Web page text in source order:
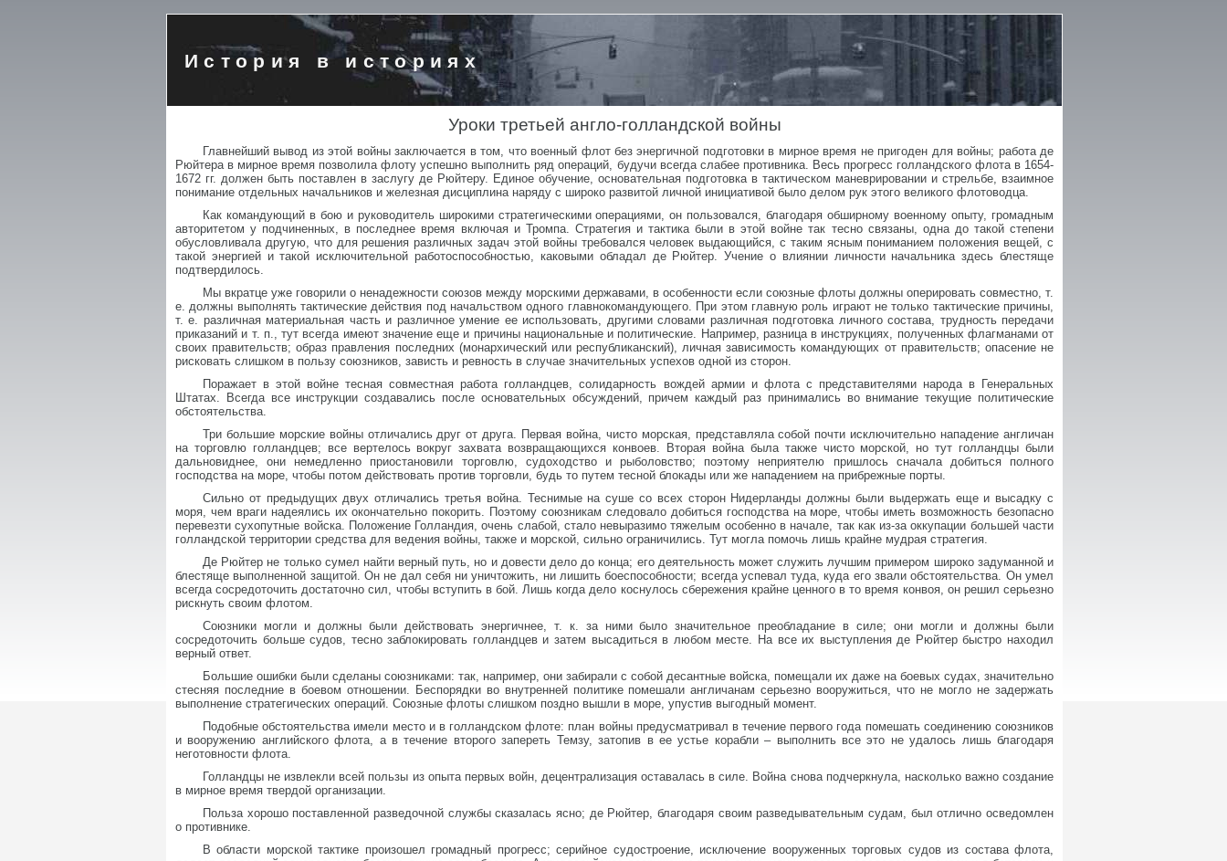
История в историях
Уроки третьей англо-голландской войны
Главнейший вывод из этой войны заключается в том, что военный флот без энергичной подготовки в мирное время не пригоден для войны; работа де
Рюйтера в мирное время позволила флоту успешно выполнить ряд операций, будучи всегда слабее противника. Весь прогресс голландского флота в 1654-
1672 гг. должен быть поставлен в заслугу де Рюйтеру. Единое обучение, основательная подготовка в тактическом маневрировании и стрельбе, взаимное
понимание отдельных начальников и железная дисциплина наряду с широко развитой личной инициативой было делом рук этого великого флотоводца.
Как командующий в бою и руководитель широкими стратегическими операциями, он пользовался, благодаря обширному военному опыту, громадным
авторитетом у подчиненных, в последнее время включая и Тромпа. Стратегия и тактика были в этой войне так тесно связаны, одна до такой степени
обусловливала другую, что для решения различных задач этой войны требовался человек выдающийся, с таким ясным пониманием положения вещей, с
такой энергией и такой исключительной работоспособностью, каковыми обладал де Рюйтер. Учение о влиянии личности начальника здесь блестяще
подтвердилось.
Мы вкратце уже говорили о ненадежности союзов между морскими державами, в особенности если союзные флоты должны оперировать совместно, т.
е. должны выполнять тактические действия под начальством одного главнокомандующего. При этом главную роль играют не только тактические причины,
т. е. различная материальная часть и различное умение ее использовать, другими словами различная подготовка личного состава, трудность передачи
приказаний и т. п., тут всегда имеют значение еще и причины национальные и политические. Например, разница в инструкциях, полученных флагманами от
своих правительств; образ правления последних (монархический или республиканский), личная зависимость командующих от правительств; опасение не
рисковать слишком в пользу союзников, зависть и ревность в случае значительных успехов одной из сторон.
Поражает в этой войне тесная совместная работа голландцев, солидарность вождей армии и флота с представителями народа в Генеральных
Штатах. Всегда все инструкции создавались после основательных обсуждений, причем каждый раз принимались во внимание текущие политические
обстоятельства.
Три большие морские войны отличались друг от друга. Первая война, чисто морская, представляла собой почти исключительно нападение англичан
на торговлю голландцев; все вертелось вокруг захвата возвращающихся конвоев. Вторая война была также чисто морской, но тут голландцы были
дальновиднее, они немедленно приостановили торговлю, судоходство и рыболовство; поэтому неприятелю пришлось сначала добиться полного
господства на море, чтобы потом действовать против торговли, будь то путем тесной блокады или же нападением на прибрежные порты.
Сильно от предыдущих двух отличались третья война. Теснимые на суше со всех сторон Нидерланды должны были выдержать еще и высадку с
моря, чем враги надеялись их окончательно покорить. Поэтому союзникам следовало добиться господства на море, чтобы иметь возможность безопасно
перевезти сухопутные войска. Положение Голландия, очень слабой, стало невыразимо тяжелым особенно в начале, так как из-за оккупации большей части
голландской территории средства для ведения войны, также и морской, сильно ограничились. Тут могла помочь лишь крайне мудрая стратегия.
Де Рюйтер не только сумел найти верный путь, но и довести дело до конца; его деятельность может служить лучшим примером широко задуманной и
блестяще выполненной защитой. Он не дал себя ни уничтожить, ни лишить боеспособности; всегда успевал туда, куда его звали обстоятельства. Он умел
всегда сосредоточить достаточно сил, чтобы вступить в бой. Лишь когда дело коснулось сбережения крайне ценного в то время конвоя, он решил серьезно
рискнуть своим флотом.
Союзники могли и должны были действовать энергичнее, т. к. за ними было значительное преобладание в силе; они могли и должны были
сосредоточить больше судов, тесно заблокировать голландцев и затем высадиться в любом месте. На все их выступления де Рюйтер быстро находил
верный ответ.
Большие ошибки были сделаны союзниками: так, например, они забирали с собой десантные войска, помещали их даже на боевых судах, значительно
стесняя последние в боевом отношении. Беспорядки во внутренней политике помешали англичанам серьезно вооружиться, что не могло не задержать
выполнение стратегических операций. Союзные флоты слишком поздно вышли в море, упустив выгодный момент.
Подобные обстоятельства имели место и в голландском флоте: план войны предусматривал в течение первого года помешать соединению союзников
и вооружению английского флота, а в течение второго запереть Темзу, затопив в ее устье корабли – выполнить все это не удалось лишь благодаря
неготовности флота.
Голландцы не извлекли всей пользы из опыта первых войн, децентрализация оставалась в силе. Война снова подчеркнула, насколько важно создание
в мирное время твердой организации.
Польза хорошо поставленной разведочной службы сказалась ясно; де Рюйтер, благодаря своим разведывательным судам, был отлично осведомлен
о противнике.
В области морской тактике произошел громадный прогресс; серийное судостроение, исключение вооруженных торговых судов из состава флота,